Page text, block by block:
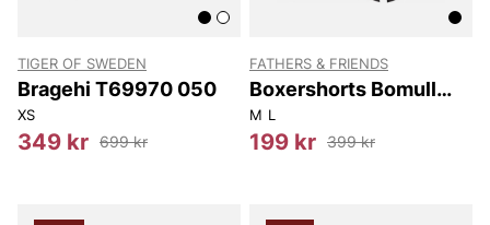
TIGER OF SWEDEN
Bragehi T69970 050
XS
349 kr 699 kr
FATHERS & FRIENDS
Boxershorts Bomull
Erik 3-pack
M L
199 kr 399 kr